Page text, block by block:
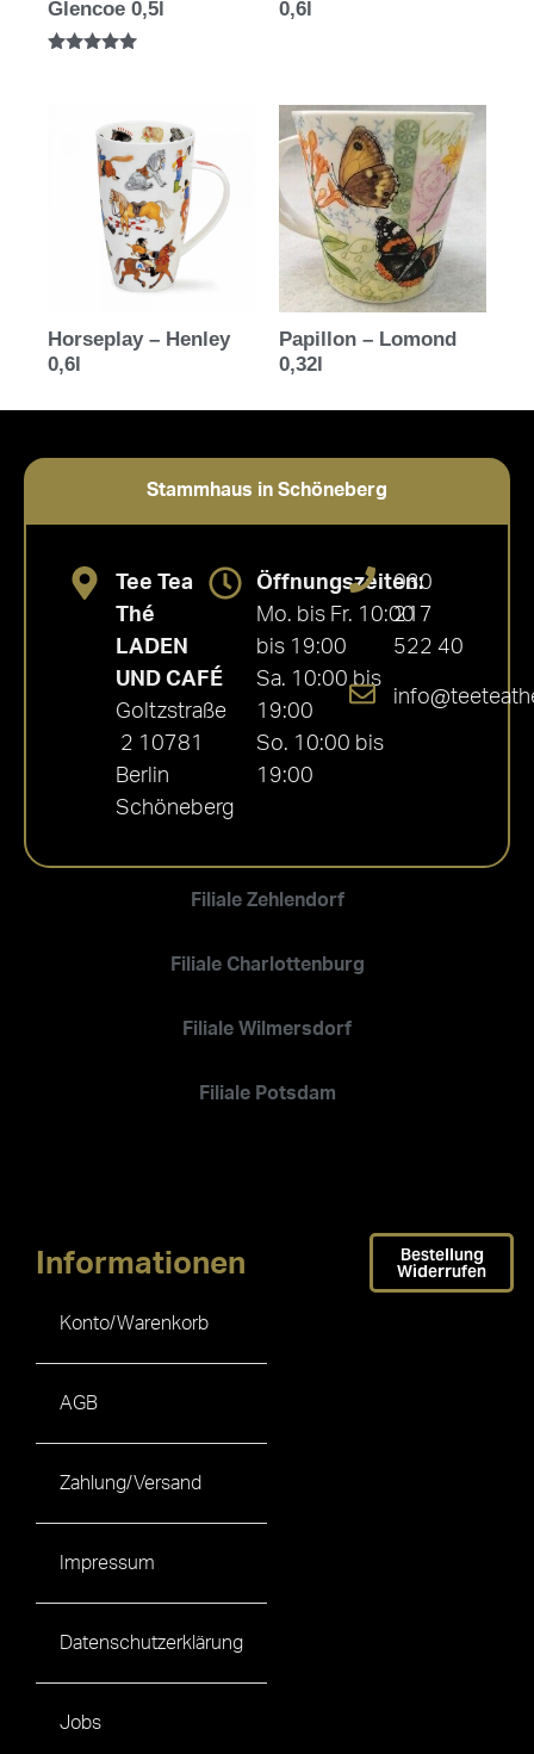
Glencoe 0,5l 0,6l
Horseplay – Henley
0,6l
Papillon – Lomond
0,32l
Stammhaus in Schöneberg
Filiale Zehlendorf
Filiale Charlottenburg
Filiale Wilmersdorf
Filiale Potsdam
Tee Tea
Thé
LADEN
UND CAFÉ
Goltzstraße
2 10781
Berlin
Schöneberg
Öffnungszeiten:
Mo. bis Fr. 10:00
bis 19:00
Sa. 10:00 bis
19:00
So. 10:00 bis
19:00
030
217
522 40
Informationen
Konto/Warenkorb
AGB
Zahlung/Versand
Impressum
Datenschutzerklärung
Jobs
Bestellung
Widerrufen